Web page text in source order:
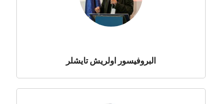
البروفيسور اولريش تايشلر